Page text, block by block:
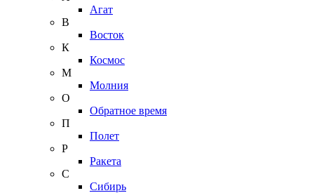
Агат
В
Восток
К
Космос
М
Молния
О
Обратное время
П
Полет
Р
Ракета
С
Сибирь